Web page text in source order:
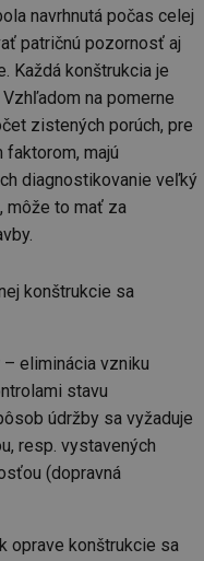
navrhnutá počas celej
patričnú pozornosť aj
Každá konštrukcia je
na pomerne
zistených porúch, pre
faktorom, majú
diagnostikovanie veľký
môže to mať za
konštrukcie sa
– eliminácia vzniku
stavu
údržby sa vyžaduje
resp. vystavených
(dopravná
oprave konštrukcie sa